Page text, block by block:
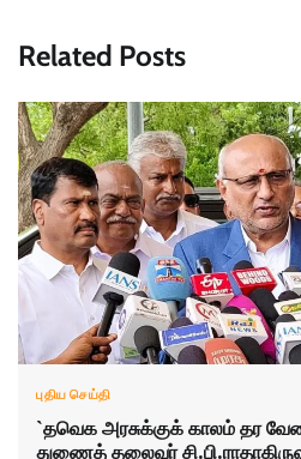
Related Posts
புதிய செய்தி
`தவெக அரசுக்குக் காலம் தர
துணைத் தலைவர்